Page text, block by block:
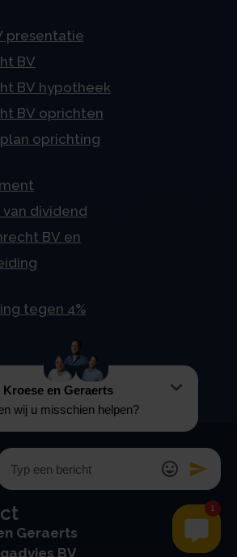
presentatie
BV
BV hypotheek
BV oprichten
oprichting
dividend
BV en
tegen 4%
Geraerts
BV